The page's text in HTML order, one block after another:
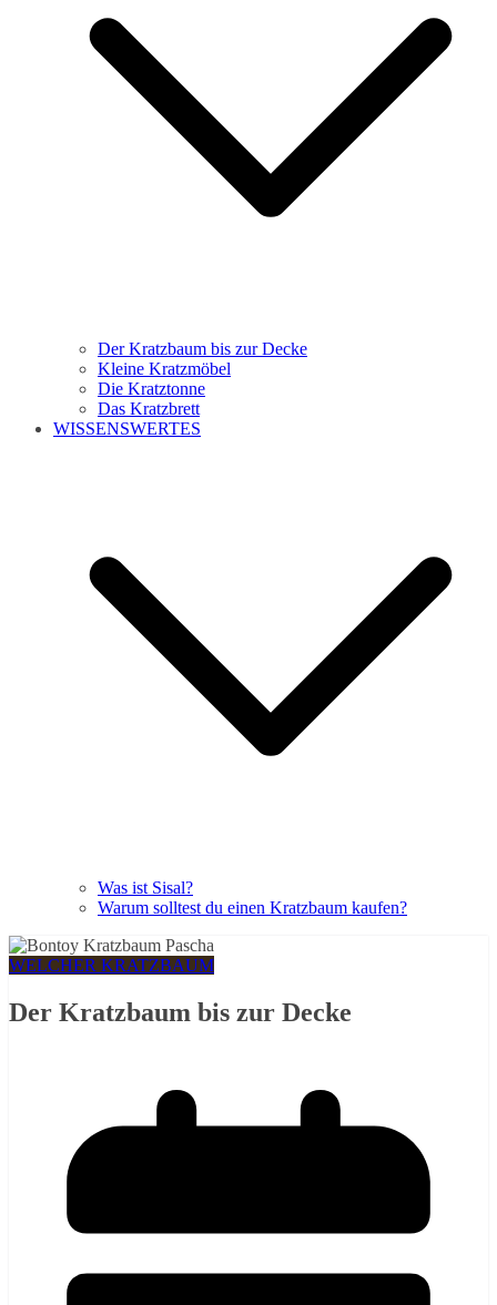
Der Kratzbaum bis zur Decke
Kleine Kratzmöbel
Die Kratztonne
Das Kratzbrett
WISSENSWERTES
Was ist Sisal?
Warum solltest du einen Kratzbaum kaufen?
WELCHER KRATZBAUM
Der Kratzbaum bis zur Decke